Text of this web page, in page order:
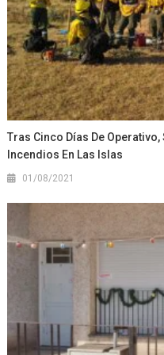
Tras Cinco Días De
Incendios En Las Islas
01/08/2021